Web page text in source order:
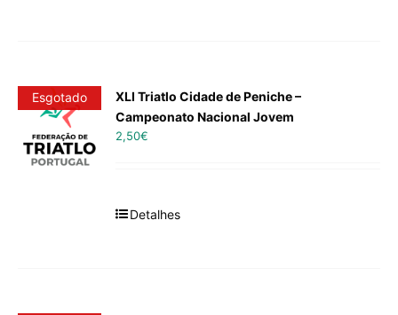
Esgotado
XLI Triatlo Cidade de Peniche –
Campeonato Nacional Jovem
2,50€
Detalhes